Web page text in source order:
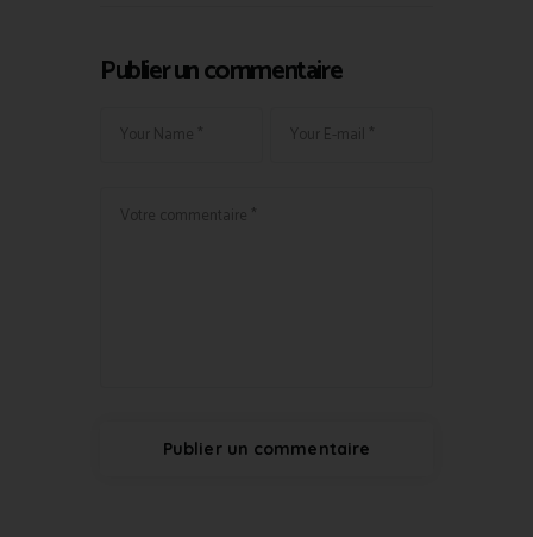
Publier un commentaire